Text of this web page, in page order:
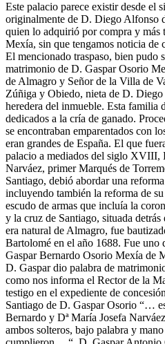
Este palacio parece existir desde el
originalmente de D. Diego Alfonso
quien lo adquirió por compra y más
Mexía, sin que tengamos noticia de
El mencionado traspaso, bien pudo
matrimonio de D. Gaspar Osorio
de Almagro y Señor de la Villa de
Zúñiga y Obiedo, nieta de D.
heredera del inmueble. Esta familia
dedicados a la cría de ganado.
se encontraban emparentados con
eran grandes de España. El que
palacio a mediados del siglo XVIII,
Narváez, primer Marqués de
Santiago, debió abordar una
incluyendo también la reforma de
escudo de armas que incluía la
y la cruz de Santiago, situada
era natural de Almagro, fue
Bartolomé en el año 1688. Fue uno
Gaspar Bernardo Osorio Mexía de
D. Gaspar dio palabra de
como nos informa el Rector de la
testigo en el expediente de
Santiago de D. Gaspar Osorio “…
Bernardo y Dª María Josefa
ambos solteros, bajo palabra y